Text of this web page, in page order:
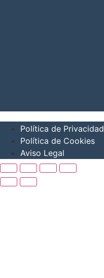
Política de Privacidad
Política de Cookies
Aviso Legal